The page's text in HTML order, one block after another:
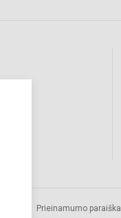
Prieinamumo paraiška